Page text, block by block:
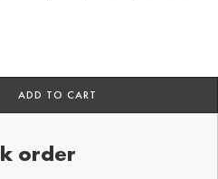
ADD TO CART
order